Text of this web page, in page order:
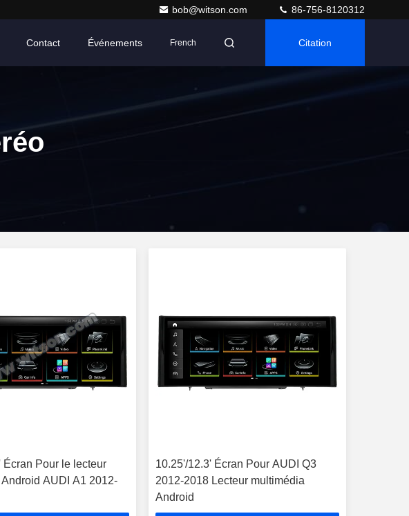
bob@witson.com 86-756-8120312
Contact Événements French Citation
Écran Pour le lecteur
AUDI A1 2012-
10.25'/12.3' Écran Pour AUDI Q3
2012-2018 Lecteur multimédia
Android